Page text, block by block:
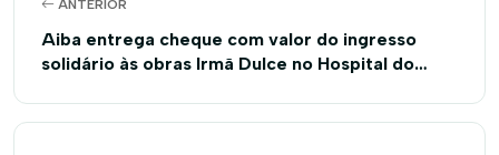
ANTERIOR
Aiba entrega cheque com valor do ingresso
solidário às obras Irmã Dulce no Hospital do